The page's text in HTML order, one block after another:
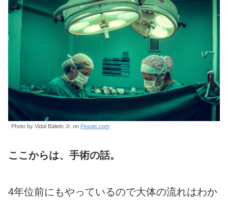
Photo by Vidal Balielo Jr. on Pexels.com
ここからは、手術の話。
4年位前にもやっているので大体の流れはわか